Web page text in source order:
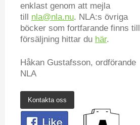
enklast genom att mejla
till nla@nla.nu. NLA:s övriga
böcker som fortfarande finns till
försäljning hittar du här.
Håkan Gustafsson, ordförande
NLA
Kontakta oss